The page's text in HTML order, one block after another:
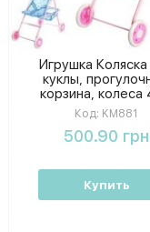
Игрушка Коляска
куклы,
корзина, колеса
11см,48-33-
кульке, 60-32-
Код: KM881
500.90 грн
Купить